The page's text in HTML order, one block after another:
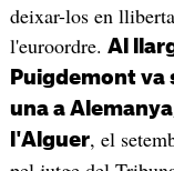
deixar-los en
l'euroordre. Al
Puigdemont va
una a
l'Alguer, el